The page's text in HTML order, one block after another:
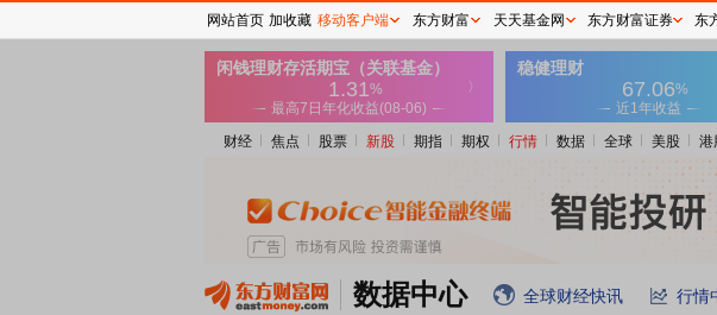
财经 焦点 股票 新股 期指 期权 行情 数据 全球 美股 港
数据中心 全球财经快讯 行情
网站首页 加收藏 移动客户端 东方财富 天天基金网 东方财富证券 东